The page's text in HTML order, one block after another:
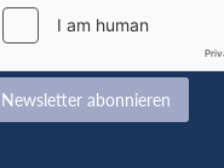
Newsletter abonnieren